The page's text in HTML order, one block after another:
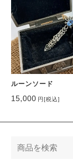
ルーンソード
15,000 円[税込]